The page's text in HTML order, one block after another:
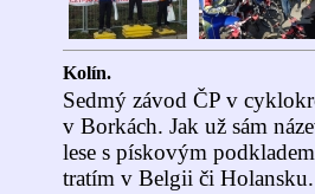
Kolín.
Sedmý závod ČP v
v Borkách. Jak už sám
lese s pískovým
tratím v Belgii či Holansku.